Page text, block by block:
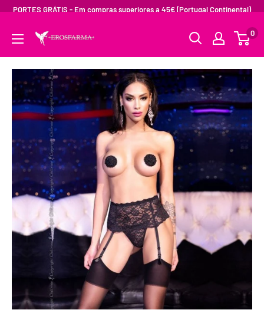
PORTES GRÁTIS - Em compras superiores a 45€ (Portugal Continental)
0